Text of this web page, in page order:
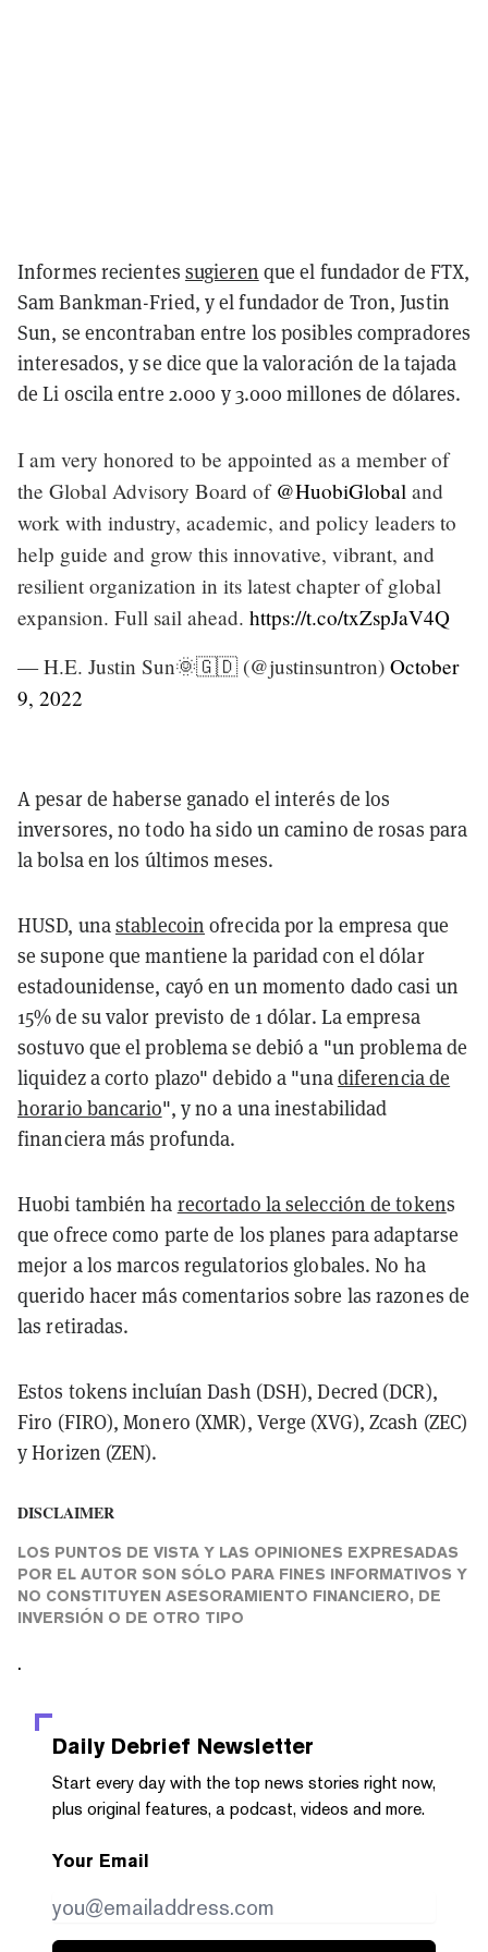
Informes recientes sugieren que el fundador de FTX,
Sam Bankman-Fried, y el fundador de Tron, Justin
Sun, se encontraban entre los posibles compradores
interesados, y se dice que la valoración de la tajada
de Li oscila entre 2.000 y 3.000 millones de dólares.
I am very honored to be appointed as a member of
the Global Advisory Board of @HuobiGlobal and
work with industry, academic, and policy leaders to
help guide and grow this innovative, vibrant, and
resilient organization in its latest chapter of global
expansion. Full sail ahead. https://t.co/txZspJaV4Q
— H.E. Justin Sun🌞🇬🇩 (@justinsuntron) October
9, 2022
A pesar de haberse ganado el interés de los
inversores, no todo ha sido un camino de rosas para
la bolsa en los últimos meses.
HUSD, unastablecoin ofrecida por la empresa que
se supone que mantiene la paridad con el dólar
estadounidense, cayó en un momento dado casi un
15% de su valor previsto de 1 dólar. La empresa
sostuvo que el problema se debió a "un problema de
liquidez a corto plazo" debido a "unadiferencia de
horario bancario", y no a una inestabilidad
financiera más profunda.
Huobi también ha recortado la selección de tokens
que ofrece como parte de los planes para adaptarse
mejor a los marcos regulatorios globales. No ha
querido hacer más comentarios sobre las razones de
las retiradas.
Estos tokens incluían Dash (DSH), Decred (DCR),
Firo (FIRO), Monero (XMR), Verge (XVG), Zcash (ZEC)
y Horizen (ZEN).
DISCLAIMER
LOS PUNTOS DE VISTA Y LAS OPINIONES EXPRESADAS
POR EL AUTOR SON SÓLO PARA FINES INFORMATIVOS Y
NO CONSTITUYEN ASESORAMIENTO FINANCIERO, DE
INVERSIÓN O DE OTRO TIPO
.
Daily Debrief Newsletter
Start every day with the top news stories right now,
plus original features, a podcast, videos and more.
Your Email